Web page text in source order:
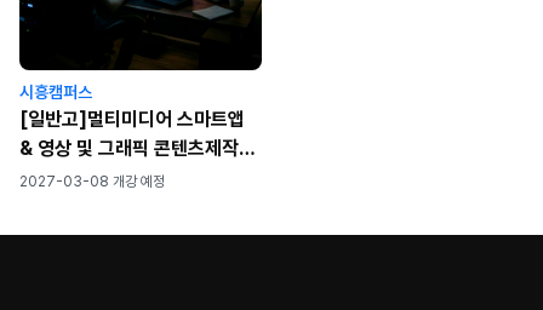
시흥캠퍼스
[일반고]멀티미디어 스마트앱
& 영상 및 그래픽 콘텐츠제작
(컴퓨터그래픽기능사)
2027-03-08 개강 예정